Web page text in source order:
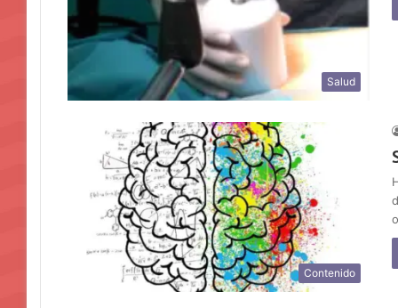
Salud
Contenido